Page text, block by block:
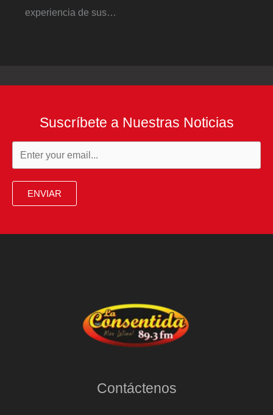
experiencia de sus…
Suscríbete a Nuestras Noticias
ENVIAR
Contáctenos